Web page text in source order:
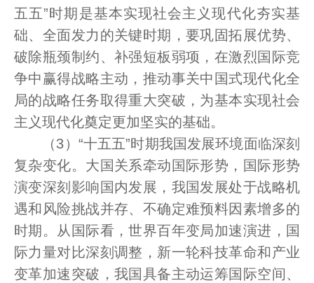
五五”时期是基本实现社会主义现代化夯实基
础、全面发力的关键时期，要巩固拓展优势、
破除瓶颈制约、补强短板弱项，在激烈国际竞
争中赢得战略主动，推动事关中国式现代化全
局的战略任务取得重大突破，为基本实现社会
主义现代化奠定更加坚实的基础。
（3）“十五五”时期我国发展环境面临深刻
复杂变化。大国关系牵动国际形势，国际形势
演变深刻影响国内发展，我国发展处于战略机
遇和风险挑战并存、不确定难预料因素增多的
时期。从国际看，世界百年变局加速演进，国
际力量对比深刻调整，新一轮科技革命和产业
变革加速突破，我国具备主动运筹国际空间、